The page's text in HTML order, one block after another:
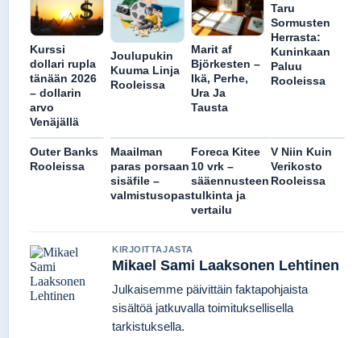
Kurssi
dollari rupla
tänään 2026
– dollarin
arvo
Venäjällä
Joulupukin
Kuuma Linja
Rooleissa
Marit af
Björkesten –
Ikä, Perhe,
Ura Ja
Tausta
Taru
Sormusten
Herrasta:
Kuninkaan
Paluu
Rooleissa
Outer Banks
Rooleissa
Maailman
paras porsaan
sisäfile –
valmistusopas
Foreca Kitee
10 vrk –
sääennusteen
tulkinta ja
vertailu
V Niin Kuin
Verikosto
Rooleissa
KIRJOITTAJASTA
Mikael Sami Laaksonen Lehtinen
Julkaisemme päivittäin faktapohjaista
sisältöä jatkuvalla toimituksellisella
tarkistuksella.